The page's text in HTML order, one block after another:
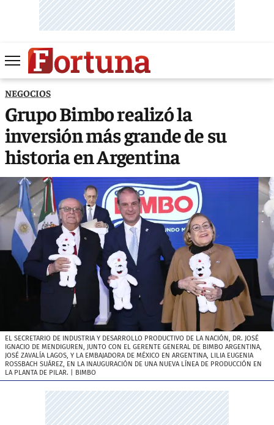
NEGOCIOS
Grupo Bimbo realizó la
inversión más grande de su
historia en Argentina
EL SECRETARIO DE INDUSTRIA Y DESARROLLO PRODUCTIVO DE LA NACIÓN, DR. JOSÉ
IGNACIO DE MENDIGUREN, JUNTO CON EL GERENTE GENERAL DE BIMBO ARGENTINA,
JOSÉ ZAVALÍA LAGOS, Y LA EMBAJADORA DE MÉXICO EN ARGENTINA, LILIA EUGENIA
ROSSBACH SUÁREZ, EN LA INAUGURACIÓN DE UNA NUEVA LÍNEA DE PRODUCCIÓN EN
LA PLANTA DE PILAR. | BIMBO